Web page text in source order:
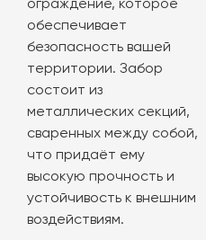
ограждение, которое
обеспечивает
безопасность вашей
территории. Забор
состоит из
металлических секций,
сваренных между собой,
что придаёт ему
высокую прочность и
устойчивость к внешним
воздействиям.